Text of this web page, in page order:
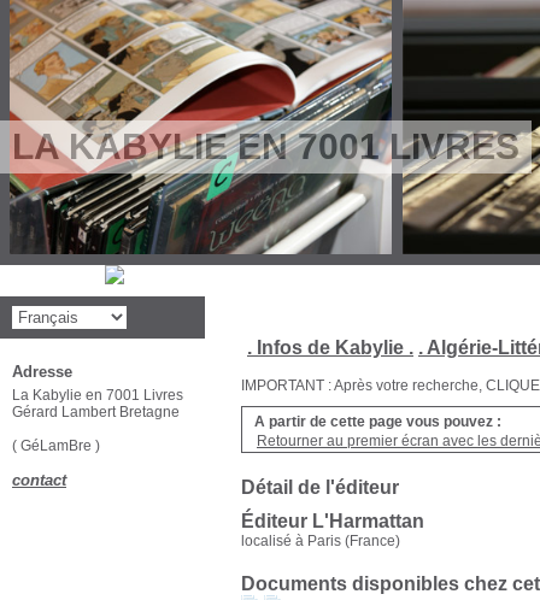
LA KABYLIE EN 7001 LIVRES
. Infos de Kabylie . . Algérie-
IMPORTANT : Après votre recherche,
A partir de cette page vous pouvez :
Retourner au premier écran avec les
Détail de l'éditeur
Éditeur L'Harmattan
localisé à Paris (France)
Documents disponibles chez
Adresse
La Kabylie en 7001 Livres
Gérard Lambert Bretagne
( GéLamBre )
contact